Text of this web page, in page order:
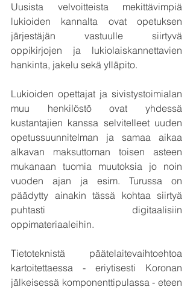
Uusista velvoitteista mekittävimpiä
lukioiden kannalta ovat opetuksen
järjestäjän vastuulle siirtyvä
oppikirjojen ja lukiolaiskannettavien
hankinta, jakelu sekä ylläpito.
Lukioiden opettajat ja sivistystoimialan
muu henkilöstö ovat yhdessä
kustantajien kanssa selvitelleet uuden
opetussuunnitelman ja samaa aikaa
alkavan maksuttoman toisen asteen
mukanaan tuomia muutoksia jo noin
vuoden ajan ja esim. Turussa on
päädytty ainakin tässä kohtaa siirtyä
puhtasti digitaalisiin
oppimateriaaleihin.
Tietoteknistä päätelaitevaihtoehtoa
kartoitettaessa - eriytisesti Koronan
jälkeisessä komponenttipulassa - eteen